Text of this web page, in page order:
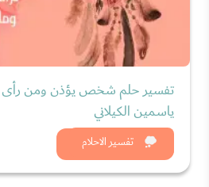
تفسير الاحلام
تفسير حلم شخص يؤذن ومن رأى
ياسمين الكيلاني
شاهد الان